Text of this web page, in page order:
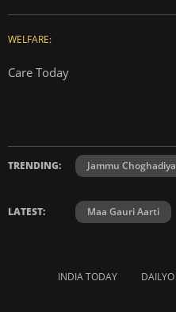
WELFARE:
Care Today
TRENDING: Jammu Choghadiya
LATEST: Maa Gauri Aarti
INDIA TODAY DAILYO